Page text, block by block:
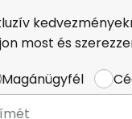
most és
Magánügyfél